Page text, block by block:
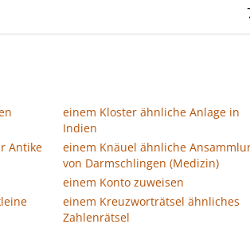
Antike
einem Kloster ähnliche Anlage in
Indien
einem Knäuel ähnliche
von Darmschlingen (Medizin)
einem Konto zuweisen
einem Kreuzworträtsel ähnliches
Zahlenrätsel